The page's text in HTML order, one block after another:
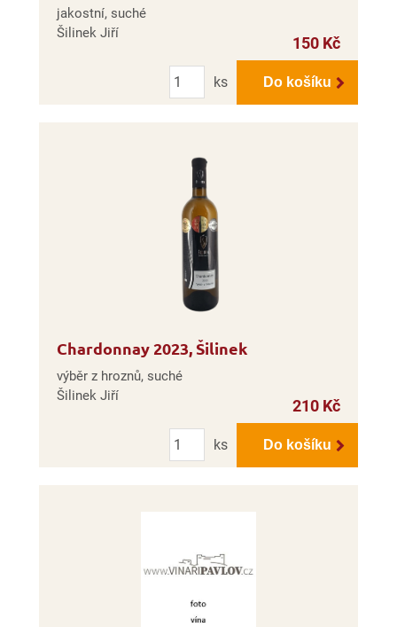
jakostní, suché
Šilinek Jiří
150 Kč
Počet
ks
Do košíku
Chardonnay 2023, Šilinek
výběr z hroznů, suché
Šilinek Jiří
210 Kč
Počet
ks
Do košíku